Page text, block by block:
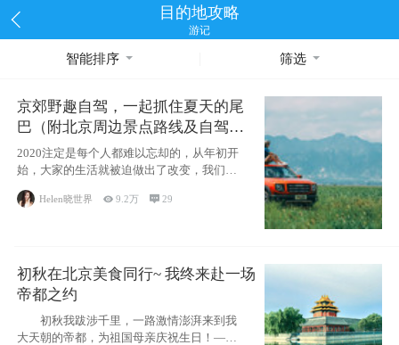
目的地攻略
游记
智能排序 筛选
京郊野趣自驾，一起抓住夏天的尾
巴（附北京周边景点路线及自驾攻
略）
2020注定是每个人都难以忘却的，从年初开
始，大家的生活就被迫做出了改变，我们也
不例外。本来双双辞职是为
Helen晓世界 9.2万 29
初秋在北京美食同行~ 我终来赴一场
帝都之约
初秋我跋涉千里，一路激情澎湃来到我
大天朝的帝都，为祖国母亲庆祝生日！——